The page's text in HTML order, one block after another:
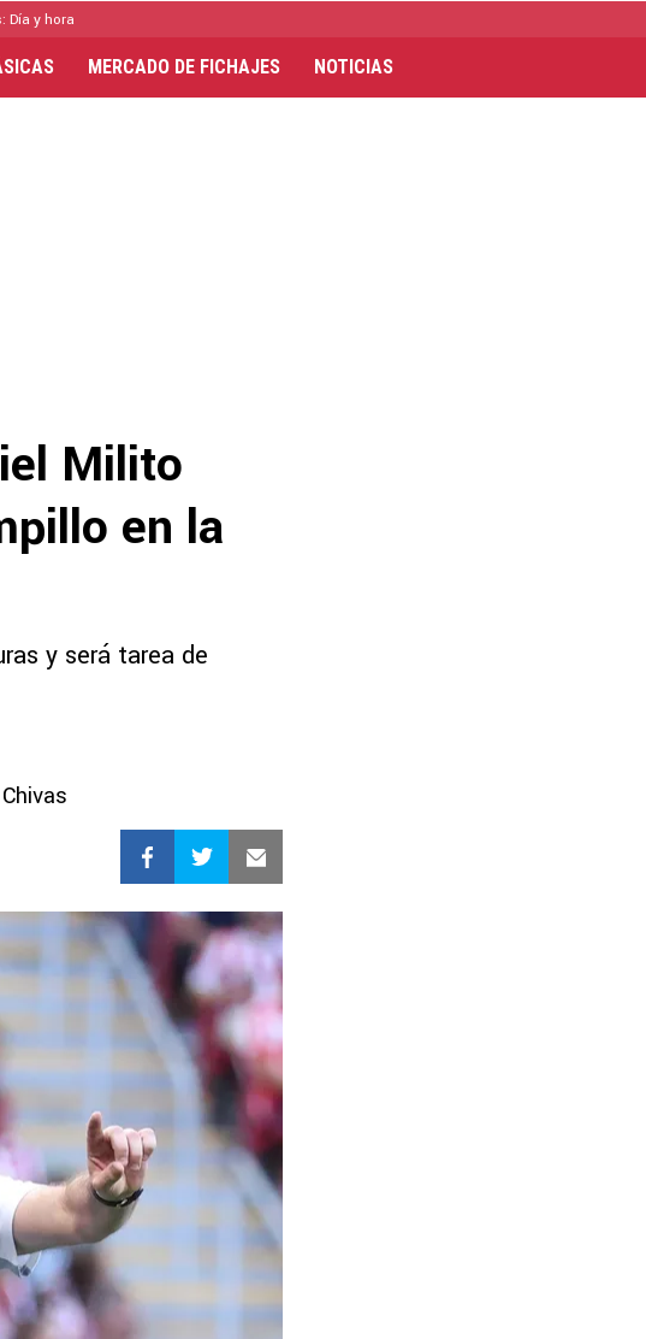
Día y hora
MERCADO DE FICHAJES NOTICIAS
Milito
en la
y será tarea de